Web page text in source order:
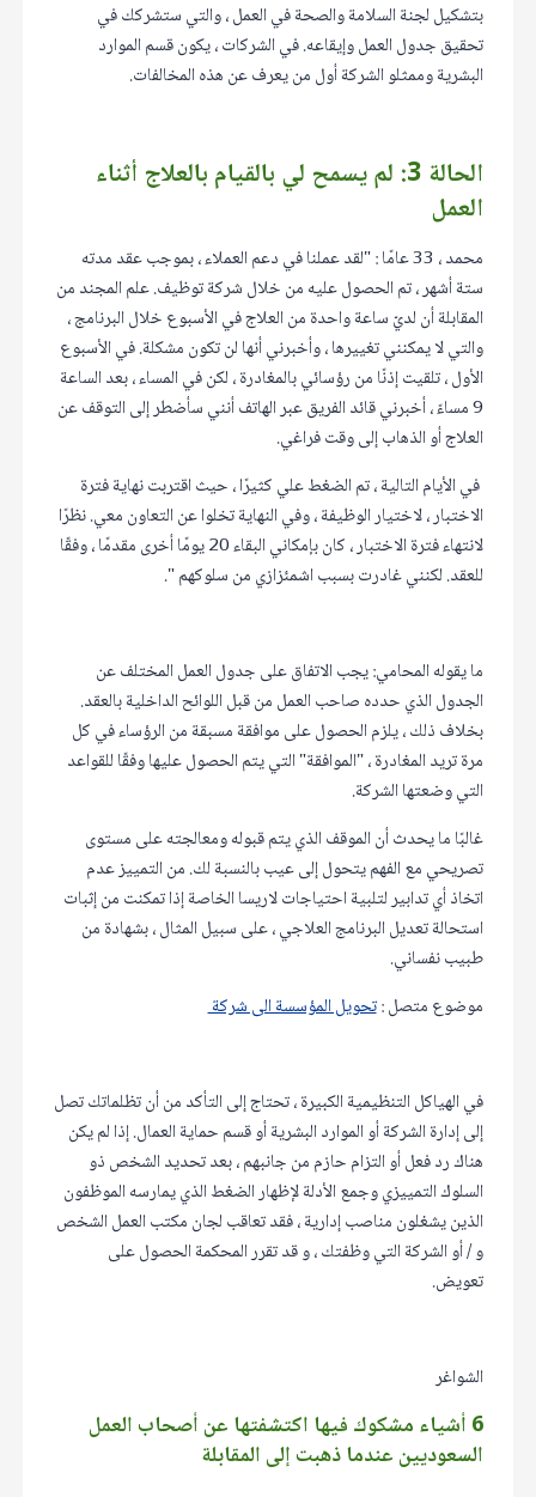
بتشكيل لجنة السلامة والصحة في العمل ، والتي ستشركك في
تحقيق جدول العمل وإيقاعه. في الشركات ، يكون قسم الموارد
البشرية وممثلو الشركة أول من يعرف عن هذه المخالفات.
الحالة 3: لم يسمح لي بالقيام بالعلاج أثناء
العمل
محمد ، 33 عامًا : "لقد عملنا في دعم العملاء ، بموجب عقد مدته
ستة أشهر ، تم الحصول عليه من خلال شركة توظيف. علم المجند من
المقابلة أن لديّ ساعة واحدة من العلاج في الأسبوع خلال البرنامج ،
والتي لا يمكنني تغييرها ، وأخبرني أنها لن تكون مشكلة. في الأسبوع
الأول ، تلقيت إذنًا من رؤسائي بالمغادرة ، لكن في المساء ، بعد الساعة
9 مساءً ، أخبرني قائد الفريق عبر الهاتف أنني سأضطر إلى التوقف عن
العلاج أو الذهاب إلى وقت فراغي.
في الأيام التالية ، تم الضغط علي كثيرًا ، حيث اقتربت نهاية فترة
الاختبار ، لاختيار الوظيفة ، وفي النهاية تخلوا عن التعاون معي. نظرًا
لانتهاء فترة الاختبار ، كان بإمكاني البقاء 20 يومًا أخرى مقدمًا ، وفقًا
للعقد. لكنني غادرت بسبب اشمئزازي من سلوكهم ".
ما يقوله المحامي: يجب الاتفاق على جدول العمل المختلف عن
الجدول الذي حدده صاحب العمل من قبل اللوائح الداخلية بالعقد.
بخلاف ذلك ، يلزم الحصول على موافقة مسبقة من الرؤساء في كل
مرة تريد المغادرة ، "الموافقة" التي يتم الحصول عليها وفقًا للقواعد
التي وضعتها الشركة.
غالبًا ما يحدث أن الموقف الذي يتم قبوله ومعالجته على مستوى
تصريحي مع الفهم يتحول إلى عيب بالنسبة لك. من التمييز عدم
اتخاذ أي تدابير لتلبية احتياجات لاريسا الخاصة إذا تمكنت من إثبات
استحالة تعديل البرنامج العلاجي ، على سبيل المثال ، بشهادة من
طبيب نفساني.
موضوع متصل :تحويل المؤسسة الى شركة
في الهياكل التنظيمية الكبيرة ، تحتاج إلى التأكد من أن تظلماتك تصل
إلى إدارة الشركة أو الموارد البشرية أو قسم حماية العمال. إذا لم يكن
هناك رد فعل أو التزام حازم من جانبهم ، بعد تحديد الشخص ذو
السلوك التمييزي وجمع الأدلة لإظهار الضغط الذي يمارسه الموظفون
الذين يشغلون مناصب إدارية ، فقد تعاقب لجان مكتب العمل الشخص
و / أو الشركة التي وظفتك ، و قد تقرر المحكمة الحصول على
تعويض.
الشواغر
6 أشياء مشكوك فيها اكتشفتها عن أصحاب العمل
السعوديين عندما ذهبت إلى المقابلة